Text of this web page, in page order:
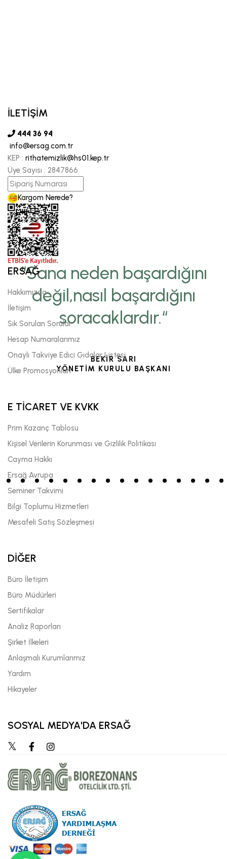
“Sana neden başardığını
değil,nasıl başardığını
soracaklardır.“
BEKİR SARI
YÖNETİM KURULU BAŞKANI
İLETİŞİM
444 36 94
info@ersag.com.tr
KEP : rithatemizlik@hs01.kep.tr
Üye Sayısı : 2847866
Kargom Nerede?
ERSAĞ
Hakkımızda
İletişim
Sık Sorulan Sorular
Hesap Numaralarımız
Onaylı Takviye Edici Gıdalar Listesi
Ülke Promosyonları
E TİCARET VE KVKK
Prim Kazanç Tablosu
Kişisel Verilerin Korunması ve Gizlilik Politikası
Cayma Hakkı
Ersağ Avrupa
Seminer Takvimi
Bilgi Toplumu Hizmetleri
Mesafeli Satış Sözleşmesi
DİĞER
Büro İletişim
Büro Müdürleri
Sertifikalar
Analiz Raporları
Şirket İlkeleri
Anlaşmalı Kurumlarımız
Yardım
Hikayeler
SOSYAL MEDYA'DA ERSAĞ